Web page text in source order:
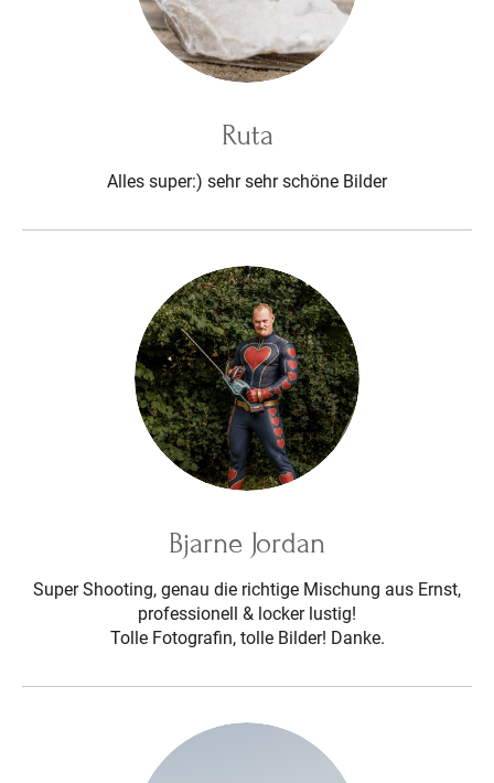
Ruta
Alles super:) sehr sehr schöne Bilder
Bjarne Jordan
Super Shooting, genau die richtige Mischung aus Ernst,
professionell & locker lustig!
Tolle Fotografin, tolle Bilder! Danke.